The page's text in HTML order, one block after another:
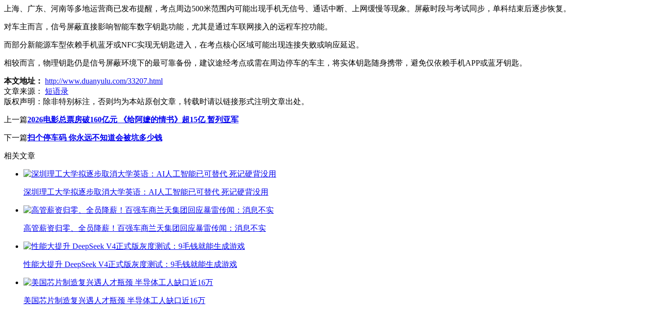
上海、广东、河南等多地运营商已发布提醒，考点周边500米范围内可能出现手机无信号、通话中断、上网缓慢等现象。屏蔽时段与考试同步，单科结束后逐步恢复。
对车主而言，信号屏蔽直接影响智能车数字钥匙功能，尤其是通过车联网接入的远程车控功能。
而部分新能源车型依赖手机蓝牙或NFC实现无钥匙进入，在考点核心区域可能出现连接失败或响应延迟。
相较而言，物理钥匙仍是信号屏蔽环境下的最可靠备份，建议途经考点或需在周边停车的车主，将实体钥匙随身携带，避免仅依赖手机APP或蓝牙钥匙。
本文地址： http://www.duanyulu.com/33207.html
文章来源：
短语录
版权声明： 除非特别标注，否则均为本站原创文章，转载时请以链接形式注明文章出处。
上一篇2026电影总票房破160亿元 《给阿嬷的情书》超15亿 暂列亚军
下一篇扫个停车码 你永远不知道会被坑多少钱
相关文章
深圳理工大学拟逐步取消大学英语：AI人工智能已可替代 死记硬背没用
高管薪资归零、全员降薪！百强车商兰天集团回应暴雷传闻：消息不实
性能大提升 DeepSeek V4正式版灰度测试：9毛钱就能生成游戏
美国芯片制造复兴遇人才瓶颈 半导体工人缺口近16万